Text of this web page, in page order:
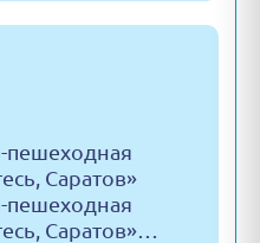
пешеходная
Саратов»
пешеходная
Саратов»…